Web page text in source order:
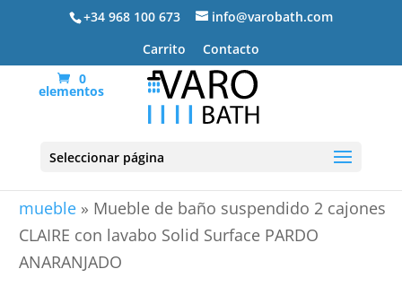
+34 968 100 673
info@varobath.com
Carrito
Contacto
0
elementos
Seleccionar página
mueble » Mueble de baño suspendido 2 cajones
CLAIRE con lavabo Solid Surface PARDO
ANARANJADO